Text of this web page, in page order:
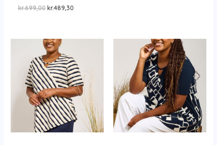
kr.699,00 Den
kr.699,00.
kr.489,30Den
kr.489,30.